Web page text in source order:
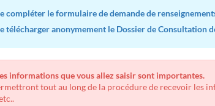
compléter le formulaire de demande de
télécharger anonymement le Dossier de Consultation
informations que vous allez saisir sont importantes.
tout au long de la procédure de recevoir les